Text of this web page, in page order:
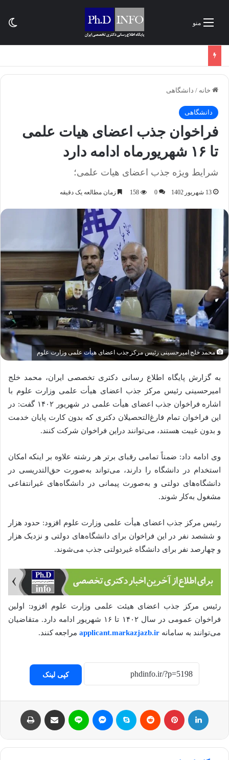
منو
خانه / دانشگاهی
دانشگاهی
فراخوان جذب اعضای هیات علمی
تا ۱۶ شهریورماه ادامه دارد
شرایط ویژه جذب اعضای هیات علمی؛
13 شهریور 1402 0
158 زمان مطالعه یک دقیقه
محمد خلج امیرحسینی رئیس مرکز جذب اعضای هیأت علمی وزارت علوم
به گزارش پایگاه اطلاع رسانی دکتری تخصصی ایران، محمد خلج
امیرحسینی رئیس مرکز جذب اعضای هیأت علمی وزارت علوم با
اشاره فراخوان جذب اعضای هیأت علمی در شهریور ۱۴۰۲ گفت: در
این فراخوان تمام فارغ‌التحصیلان دکتری که بدون کارت پایان خدمت
و بدون غیبت هستند، می‌توانند دراین فراخوان شرکت کنند.
وی ادامه داد: ضمناً تمامی رقبای برتر هر رشته علاوه بر اینکه امکان
استخدام در دانشگاه را دارند، می‌تواند به‌صورت حق‌التدریسی در
دانشگاه‌های دولتی و به‌صورت پیمانی در دانشگاه‌های غیرانتفاعی
مشغول به‌کار شوند.
رئیس مرکز جذب اعضای هیأت علمی وزارت علوم افزود: حدود هزار
و ششصد نفر در این فراخوان برای دانشگاه‌های دولتی و نزدیک هزار
و چهارصد نفر برای دانشگاه غیردولتی جذب می‌شوند.
رئیس مرکز جذب اعضای هیئت علمی وزارت علوم افزود: اولین
فراخوان عمومی در سال ۱۴۰۲ تا ۱۶ شهریور ادامه دارد. متقاضیان
می‌توانند به سامانه applicant.markazjazb.ir مراجعه کنند.
کپی لینک